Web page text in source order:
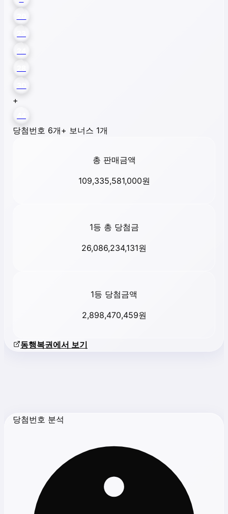
+
당첨번호 6개+ 보너스 1개
총 판매금액
109,335,581,000원
1등 총 당첨금
26,086,234,131원
1등 당첨금액
2,898,470,459원
동행복권에서 보기
당첨번호 분석